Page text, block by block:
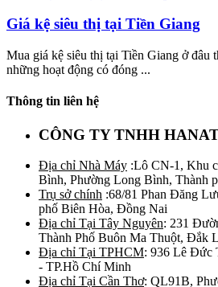
Giá kệ siêu thị tại Tiền Giang
Mua giá kệ siêu thị tại Tiền Giang ở đâu
những hoạt động có đóng ...
Thông tin liên hệ
CÔNG TY TNHH
Địa chỉ Nhà Máy :Lô CN-1, Khu
Bình, Phường Long Bình, Thành
Trụ sở chính :68/81 Phan Đăng
phố Biên Hòa, Đồng Nai
Địa chỉ Tại Tây Nguyên: 231
Thành Phố Buôn Ma Thuột, Đắk
Địa chỉ Tại TPHCM: 936 Lê Đức
- TP.Hồ Chí Minh
Địa chỉ Tại Cần Thơ: QL91B,